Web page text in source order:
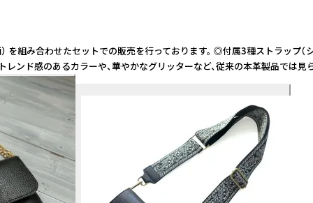
合わせたセットでの販売を行っております。 ◎付属3種ストラッ
のあるカラーや、華やかなグリッターなど、従来の本革製品で